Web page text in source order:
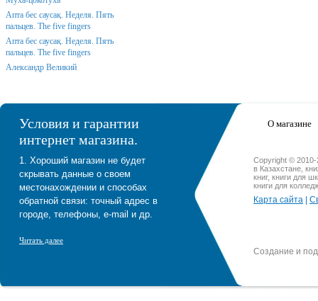
Апта бес саусақ. Неделя. Пять
пальцев. The five fingers
Апта бес саусақ. Неделя. Пять
пальцев. The five fingers
Александр Великий
О магазине
Copyright ©
в Казахстане,
книг, книги для
книги для
Карта сайта
Создание и
Условия и гарантии
интернет магазина.
1. Хороший магазин не будет
скрывать данные о своем
местонахождении и способах
обратной связи: точный адрес в
городе, телефоны, e-mail и др.
Читать далее